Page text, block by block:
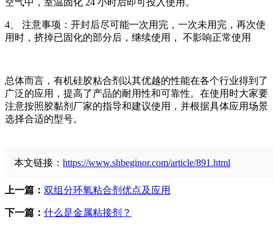
4、 注意事项 ： 开封后尽可能一次用完，一次未用完，再次使
用时，挤掉已固化的部分后，继续使用， 不影响正常使用
总体而言，有机硅胶粘合剂以其优越的性能在各个行业得到了
广泛的应用，提高了产品的耐用性和可靠性。在使用时大家要
注意按照胶黏剂厂家的指导和建议使用，并根据具体应用场景
选择合适的型号。
本文链接： https://www.shbeginor.com/article/891.html
上一篇： 双组分环氧粘合剂优点及应用
下一篇： 什么是金属粘接剂？